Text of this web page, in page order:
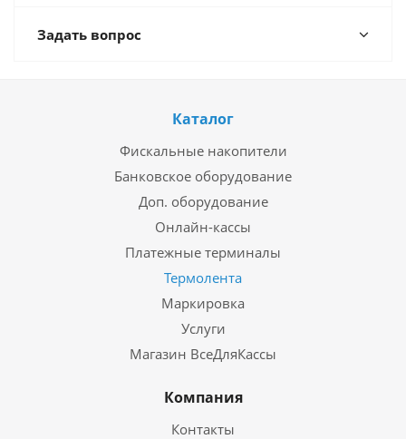
Задать вопрос
Каталог
Фискальные накопители
Банковское оборудование
Доп. оборудование
Онлайн-кассы
Платежные терминалы
Термолента
Маркировка
Услуги
Магазин ВсеДляКассы
Компания
Контакты